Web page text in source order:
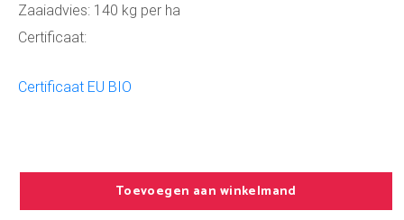
Zaaiadvies: 140 kg per ha
Certificaat:
Certificaat EU BIO
Toevoegen aan winkelmand